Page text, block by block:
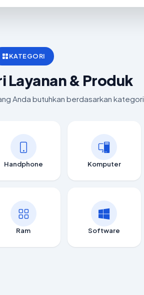
KATEGORI
Layanan & Produk
Anda butuhkan berdasarkan kategori
Handphone Komputer
Ram Software